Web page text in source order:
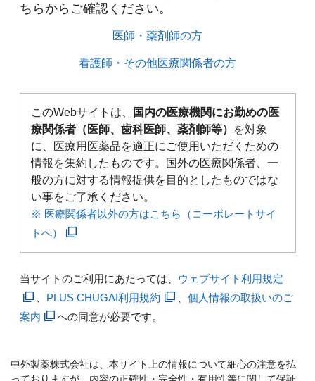
ちらからご確認ください。​
医師・薬剤師の方​
看護師・その他医療関係者の方​
このWebサイトは、
国内の医療機関にお勤めの医
療関係者（医師、歯科医師、薬剤師等）
を対象
に、医療用医薬品を適正にご使用いただくための
情報を集約したものです。国外の医療関係者、一
般の方に対する情報提供を目的としたものではな
い事をご了承ください。
※ 医療関係者以外の方はこちら（コーポレートサイ
トへ）
当サイトのご利用にあたっては、 ウェブサイト利用規定
PLUS CHUGAI利用規約
個人情報の取扱いのご
案内
への同意が必要です。
中外製薬株式会社は、本サイト上の情報について細心の注意を払
っておりますが、内容の正確性・完全性・有用性等に関して保証